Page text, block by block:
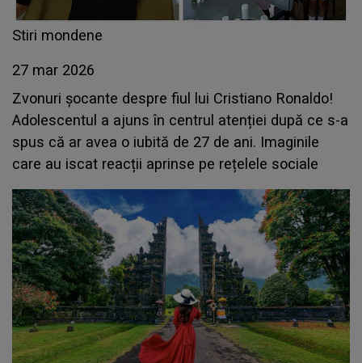
Stiri mondene
27 mar 2026
Zvonuri șocante despre fiul lui Cristiano Ronaldo!
Adolescentul a ajuns în centrul atenției după ce s-a
spus că ar avea o iubită de 27 de ani. Imaginile
care au iscat reacții aprinse pe rețelele sociale